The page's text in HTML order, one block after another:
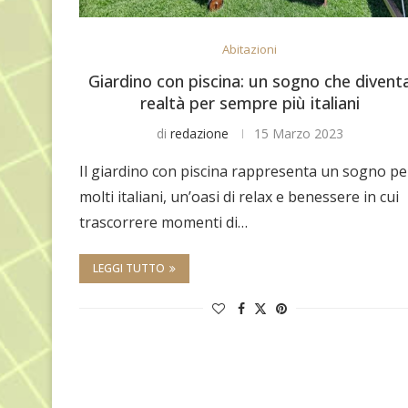
Abitazioni
Giardino con piscina: un sogno che
realtà per sempre più italiani
di redazione 15 Marzo 2023
Il giardino con piscina rappresenta un sogno
molti italiani, un’oasi di relax e benessere in cui
trascorrere momenti di…
LEGGI TUTTO